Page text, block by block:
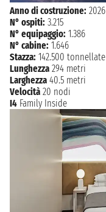
Anno di costruzione: 2026
N° ospiti: 3.215
N° equipaggio: 1.386
N° cabine: 1.646
Stazza: 142.500 tonnellate
Lunghezza 294 metri
Larghezza 40.5 metri
Velocità 20 nodi
I4 Family Inside